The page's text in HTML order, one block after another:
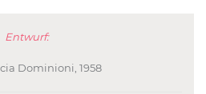
Entwurf:
Dominioni, 1958